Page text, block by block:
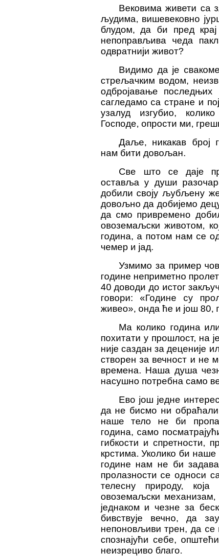
Вековима живети са
људима, вишевековно
блудом, да би пред
непоправљива чеда
одвратнији живот?
Видимо да је
стрељачким водом,
одбројавање
сагледамо са стране и
узалуд изгубио,
Господе, опрости ми,
Даље, никакав број
нам бити довољан.
Све што се даје
оставља у души
добили своју љубљену
довољно да добијемо
да смо привремено
овоземаљски животом,
година, а потом нам се
чемер и јад.
Узмимо за пример
године неприметно
40 доводи до истог
говори: «Године су
живео», онда ће и још 80,
Ма колико година
похитати у прошлост, на
није саздан за деценије
створен за вечност и не
времена. Наша душа
насушно потребна само
Ево још једне
да не бисмо ни
наше тело не би
година, само
гибкости и спретности,
крстима. Уколико би
године нам не би
пролазности се односи
телесну природу,
овоземаљски
једнаком и чезне за
бивствује вечно, да
непоновљиви трен, да се
спознајући себе,
неизрециво благо.